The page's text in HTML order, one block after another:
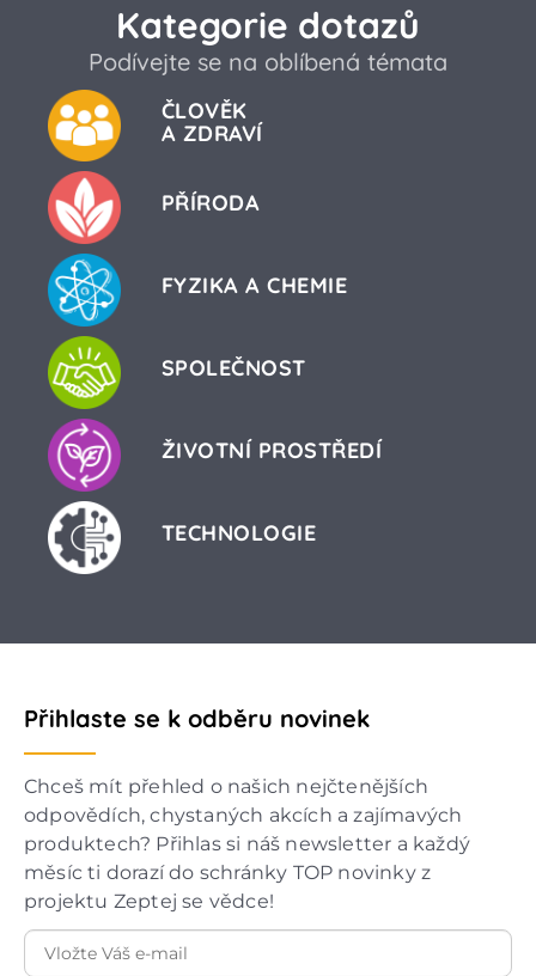
Kategorie dotazů
Podívejte se na oblíbená témata
ČLOVĚK
A ZDRAVÍ
PŘÍRODA
FYZIKA A CHEMIE
SPOLEČNOST
ŽIVOTNÍ PROSTŘEDÍ
TECHNOLOGIE
Přihlaste se k odběru novinek
Chceš mít přehled o našich nejčtenějších
odpovědích, chystaných akcích a zajímavých
produktech? Přihlas si náš newsletter a každý
měsíc ti dorazí do schránky TOP novinky z
projektu Zeptej se vědce!